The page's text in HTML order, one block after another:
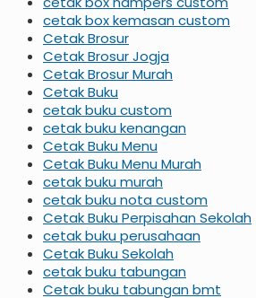
cetak box kemasan custom
Cetak Brosur
Cetak Brosur Jogja
Cetak Brosur Murah
Cetak Buku
cetak buku custom
cetak buku kenangan
Cetak Buku Menu
Cetak Buku Menu Murah
cetak buku murah
cetak buku nota custom
Cetak Buku Perpisahan Sekolah
cetak buku perusahaan
Cetak Buku Sekolah
cetak buku tabungan
Cetak buku tabungan bmt